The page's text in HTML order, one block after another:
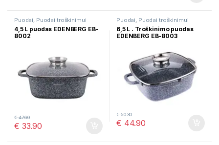
Puodai, Puodai troškinimui
4,5 L puodas EDENBERG EB-
8002
€ 33.90
€47.60
Puodai, Puodai troškinimui
6,5 L . Troškinimo puodas
EDENBERG EB-8003
€ 44.90
€50.30